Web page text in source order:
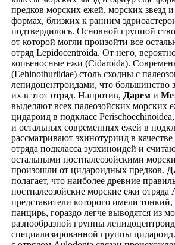
предков морских ежей, морских звезд
формах, близких к ранним
подтвердилось. Основной группой
от которой могли произойти все
отряд Lepidocentroida. От него,
копьеносные ежи (Cidaroida).
(Eehinothuriidae) столь сходны с
лепидоцентроидами, что большинство
их в этот отряд. Напротив, Дарем и
выделяют всех палеозойских морских
цидароид в подкласс
и остальных современных ежей в
рассматривают эхинотуриид в качестве
отряда подкласса эуэхиноидей и
остальными постпалеозойскими
произошли от цидароидных предков.
полагает, что наиболее древние
постпалеозойские морские ежи отряда
представители которого имели
панцирь, гораздо легче выводятся из
разнообразной группы
специализированной группы